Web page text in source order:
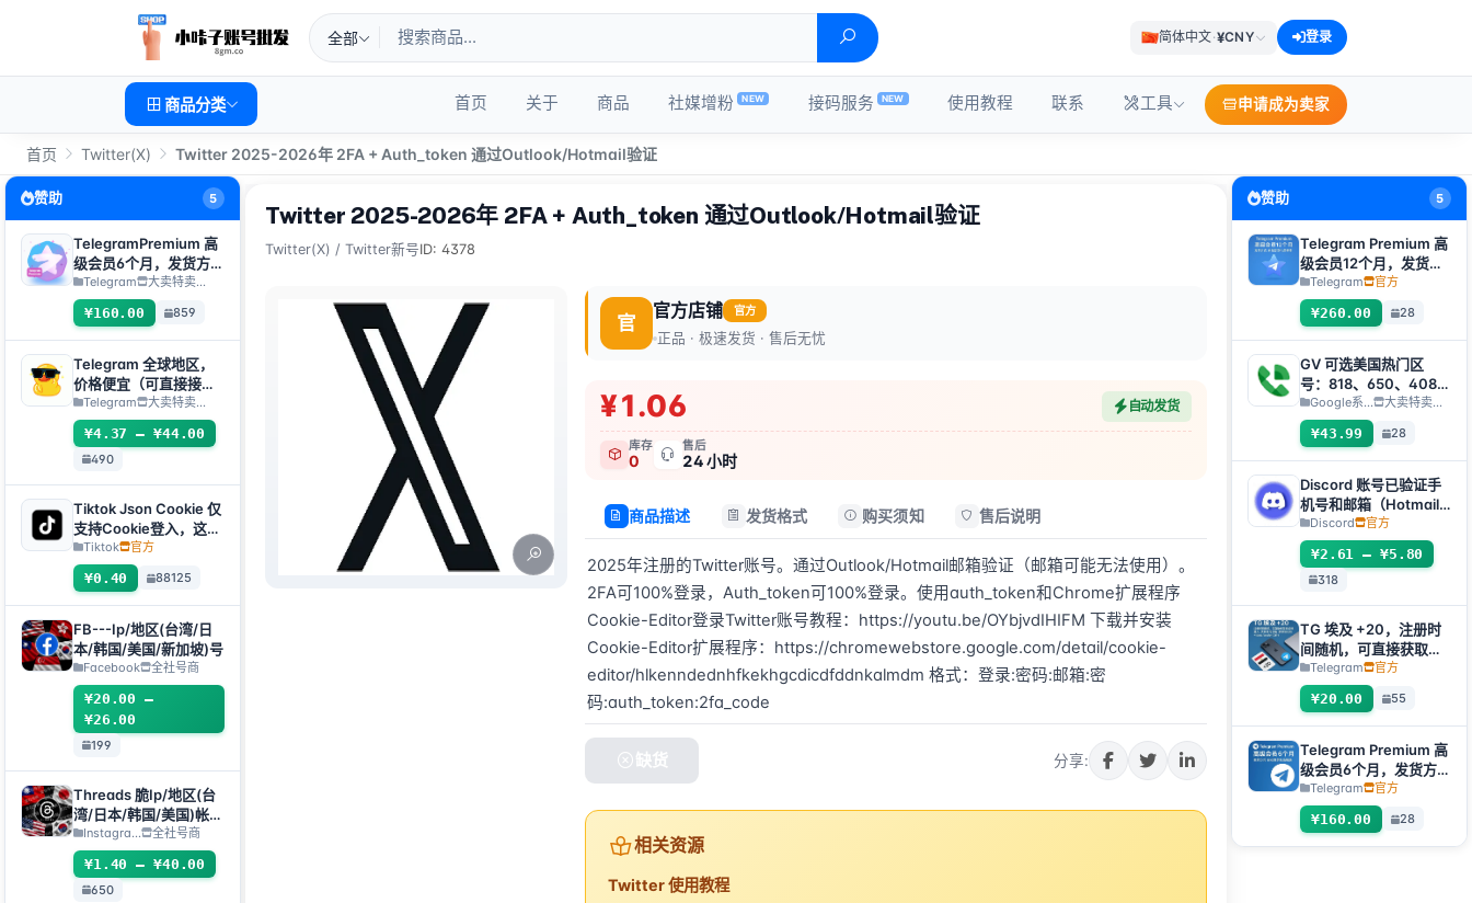
全部 简体中文·¥CNY 登录
商品分类 首页 关于 商品 社媒增粉 NEW 接码服务 NEW 使用教程 联系 工具 申请成为卖家
首页 Twitter(X) Twitter 2025-2026年 2FA + Auth_token 通过Outlook/Hotmail验证
赞助 5
TelegramPremium 高
级会员6个月，发货方
式：人工发货礼品链接
【注：购买必须提交售
后工单才发货】
Telegram 大卖特卖…
¥160.00 859
Telegram 全球地区，
价格便宜（可直接接码
登入/TDATA/JSON
.SESSION）
Telegram 大卖特卖…
¥4.37 – ¥44.00
490
Tiktok Json Cookie 仅
支持Cookie登入，这个
产品没有售后，包括购
买前存在的问题
Tiktok 官方
¥0.40 88125
FB---Ip/地区(台湾/日
本/韩国/美国/新加坡)号
Facebook 全社号商
¥20.00 –
¥26.00
199
Threads 脆Ip/地区(台
湾/日本/韩国/美国)帐
号-邮箱可自绑-ig 密码
可改｜Threads脆（新
号/月号/2025年脆号/
自选号）
Instagra... 全社号商
¥1.40 – ¥40.00
650
Twitter 2025-2026年 2FA + Auth_token 通过Outlook/Hotmail验证
Twitter(X) / Twitter新号ID: 4378
官
官方店铺 官方
正品 · 极速发货 · 售后无忧
¥1.06 自动发货
库存
0
售后
24 小时
商品描述 发货格式 购买须知 售后说明
2025年注册的Twitter账号。通过Outlook/Hotmail邮箱验证（邮箱可能无法使用）。
2FA可100%登录，Auth_token可100%登录。使用auth_token和Chrome扩展程序
Cookie-Editor登录Twitter账号教程：https://youtu.be/OYbjvdIHIFM 下载并安装
Cookie-Editor扩展程序：https://chromewebstore.google.com/detail/cookie-
editor/hlkenndednhfkekhgcdicdfddnkalmdm 格式：登录:密码:邮箱:密
码:auth_token:2fa_code
缺货 分享:
相关资源
Twitter 使用教程
赞助 5
Telegram Premium 高
级会员12个月，发货方
式：自动发货礼品链接
【非账号产品，产品
100%可用（无售后，
使用教程看商品介
绍）】
Telegram 官方
¥260.00 28
GV 可选美国热门区
号：818、650、408、
323、424 新 Gmail
Google系... 大卖特卖…
¥43.99 28
Discord 账号已验证手
机号和邮箱（Hotmail
Live）包含2FA和
Token
Discord 官方
¥2.61 – ¥5.80
318
TG 埃及 +20，注册时
间随机，可直接获取验
证码登入，支持任何设
备（获取验证码
+tdata/session文件）
🔥
Telegram 官方
¥20.00 55
Telegram Premium 高
级会员6个月，发货方
式：自动发货礼品链接
【非账号产品，产品
100%可用（无售后，
使用教程看商品介
Telegram 官方
¥160.00 28